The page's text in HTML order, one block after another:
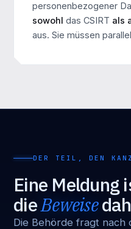
personenbezogener
sowohl das CSIRT als
aus. Sie müssen
DER TEIL, DEN
Eine Meldung
dieBeweise
Die Behörde fragt